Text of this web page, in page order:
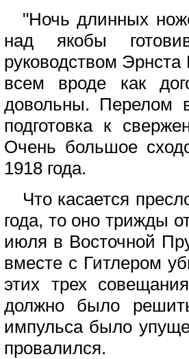
"Ночь длинных
над якобы
руководством
всем вроде как
довольны. Перелом
подготовка к
Очень большое
1918 года.
Что касается
года, то оно трижды
июля в Восточной
вместе с Гитлером
этих трех
должно было
импульса было
провалился.